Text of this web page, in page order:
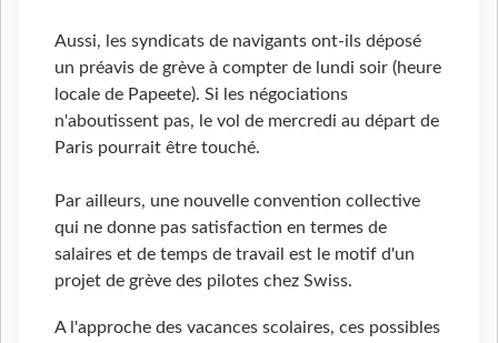
Aussi, les syndicats de navigants ont-ils déposé
un préavis de grève à compter de lundi soir (heure
locale de Papeete). Si les négociations
n'aboutissent pas, le vol de mercredi au départ de
Paris pourrait être touché.
Par ailleurs, une nouvelle convention collective
qui ne donne pas satisfaction en termes de
salaires et de temps de travail est le motif d'un
projet de grève des pilotes chez Swiss.
A l'approche des vacances scolaires, ces possibles